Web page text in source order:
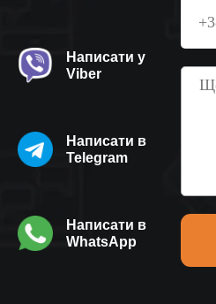
Написати у
Viber
Написати в
Telegram
Написати в
WhatsApp